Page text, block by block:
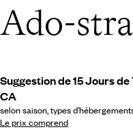
Ado-
Suggestion de 15 Jours
CA
selon saison, types
Le prix comprend